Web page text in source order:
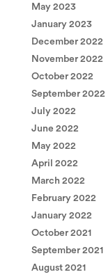
May 2023
January 2023
December 2022
November 2022
October 2022
September 2022
July 2022
June 2022
May 2022
April 2022
March 2022
February 2022
January 2022
October 2021
September 2021
August 2021